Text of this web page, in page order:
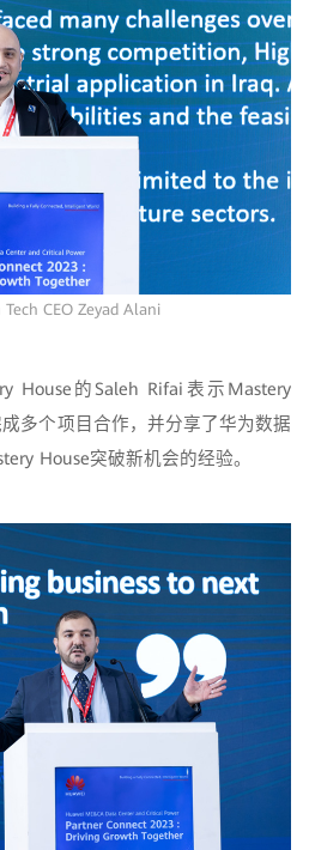
CEO Zeyad Alani
House的Saleh Rifai表示Mastery
多个项目合作，并分享了华为数据
House突破新机会的经验。